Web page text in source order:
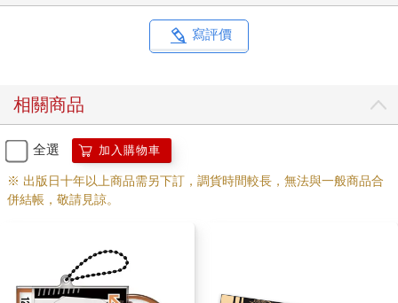
寫評價
相關商品
全選 加入購物車
※ 出版日十年以上商品需另下訂，調貨時間較長，無法與一般商品合
併結帳，敬請見諒。